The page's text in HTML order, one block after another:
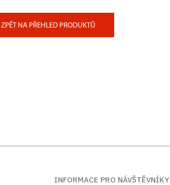
ZPĚT NA PŘEHLED PRODUKTŮ
INFORMACE PRO NÁVŠTĚVNÍKY